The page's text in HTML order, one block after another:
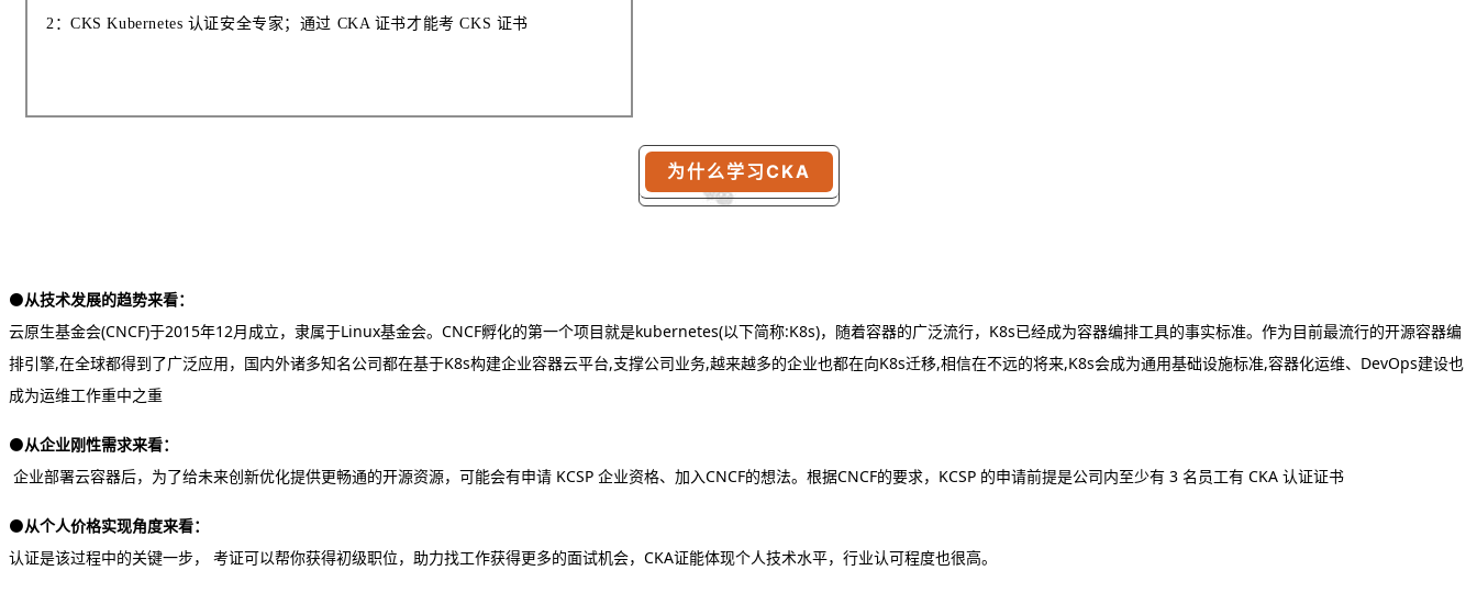
2：CKS Kubernetes 认证安全专家；通过 CKA 证书才能考 CKS 证书
为什么学习CKA
⚫从技术发展的趋势来看：
云原生基金会(CNCF)于2015年12月成立，隶属于Linux基金会。 CNCF孵化的第一个项目就是kubernetes(以下简称:K8s)，随着容器的广泛流行， K8s已经成为容器编排工具的事实标准。作为目前最流行的开源容器编
排引擎,在全球都得到了广泛应用， 国内外诸多知名公司都在基于K8s构建企业容器云平台,支撑公司业务,越来越多的企业也都在向K8s迁移,相信在不远的将来,K8s会成为通用基础设施标准,容器化运维、 DevOps建设也
成为运维工作重中之重
⚫从企业刚性需求来看：
企业部署云容器后，为了给未来创新优化提供更畅通的开源资源，可能会有申请 KCSP 企业资格、加入CNCF的想法。根据CNCF的要求，KCSP 的申请前提是公司内至少有 3 名员工有 CKA 认证证书
⚫从个人价格实现角度来看：
认证是该过程中的关键一步， 考证可以帮你获得初级职位，助力找工作获得更多的面试机会，CKA证能体现个人技术水平，行业认可程度也很高。